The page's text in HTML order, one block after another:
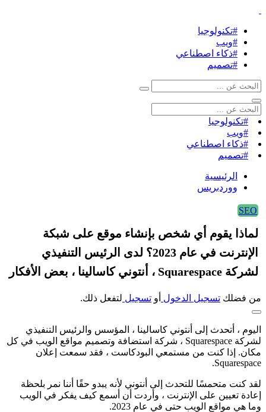
#تكنولوجيا
#ويب
#ذكاء اصطناعي
#تصميم
#تكنولوجيا
#ويب
#ذكاء اصطناعي
#تصميم
الرئيسية
ووردبريس
SEO
لماذا يقوم أي شخص بإنشاء موقع على شبكة
الإنترنت في عام 2023؟ لدى الرئيس التنفيذي
لشركة Squarespace ، أنتوني كاسالينا ، بعض الأفكار
من فضلك تسجيل الدخول أو تسجيل لتفعل ذلك.
اليوم ، أتحدث إلى أنتوني كاسالينا ، المؤسس والرئيس التنفيذي
لشركة Squarespace ، شركة استضافة وتصميم مواقع الويب في كل
مكان. إذا كنت من مستمعي البودكاست ، فقد سمعت إعلان
Squarespace.
لقد كنت متحمسًا للتحدث إلى أنتوني لأنه يبدو حقًا أننا نمر بلحظة
إعادة تعيين على الإنترنت ، وأردت أن أسمع كيف يفكر في الويب
وما هي مواقع الويب حتى في عام 2023.